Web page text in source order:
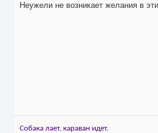
Неужели не возникает желания в
Собака лает, караван идет.